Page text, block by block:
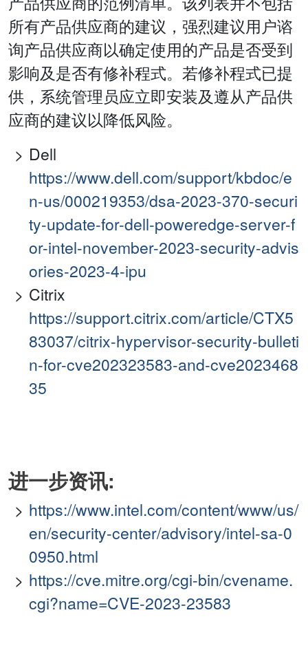
所有产品供应商的建议，强烈建议用户谘
询产品供应商以确定使用的产品是否受到
影响及是否有修补程式。若修补程式已提
供，系统管理员应立即安装及遵从产品供
应商的建议以降低风险。
Dell
https://www.dell.com/support/kbdoc/e
n-us/000219353/dsa-2023-370-securi
ty-update-for-dell-poweredge-server-f
or-intel-november-2023-security-advis
ories-2023-4-ipu
Citrix
https://support.citrix.com/article/CTX5
83037/citrix-hypervisor-security-bulleti
n-for-cve202323583-and-cve2023468
35
进一步资讯:
https://www.intel.com/content/www/us/
en/security-center/advisory/intel-sa-0
0950.html
https://cve.mitre.org/cgi-bin/cvename.
cgi?name=CVE-2023-23583